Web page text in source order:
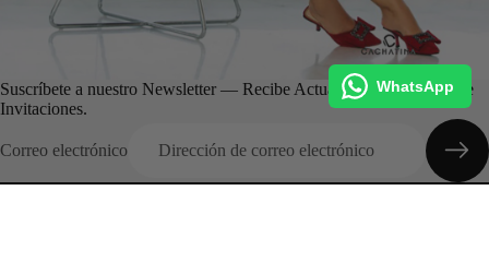
Suscríbete a nuestro Newsletter — Recibe Actualizaciones, Ofertas e
Invitaciones.
Correo electrónico
WhatsApp